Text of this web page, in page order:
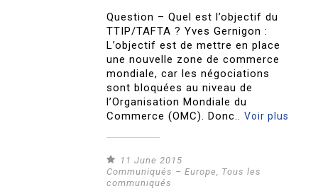
Question – Quel est l’objectif du
TTIP/TAFTA ? Yves Gernigon :
L’objectif est de mettre en place
une nouvelle zone de commerce
mondiale, car les négociations
sont bloquées au niveau de
l’Organisation Mondiale du
Commerce (OMC). Donc..Voir plus
11 June 2015
Communiqués – Europe
Tous les
communiqués